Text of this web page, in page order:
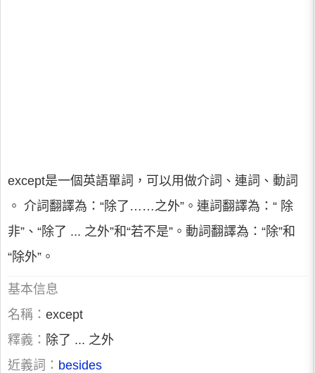
except是一個英語單詞，可以用做介詞、連詞、動詞
。 介詞翻譯為：“除了……之外”。連詞翻譯為：“ 除
非”、“除了 ... 之外”和“若不是”。動詞翻譯為：“除”和
“除外”。
基本信息
名稱： except
釋義： 除了 ... 之外
近義詞： besides